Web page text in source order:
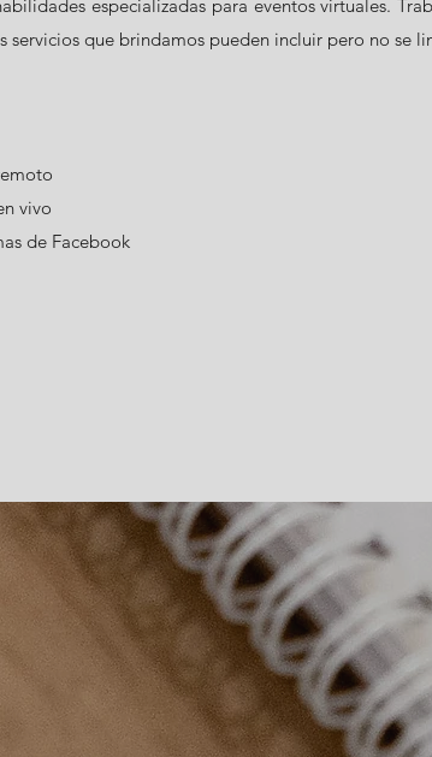
especializadas para eventos virtuales.
servicios que brindamos pueden incluir pero no se
vivo
de Facebook